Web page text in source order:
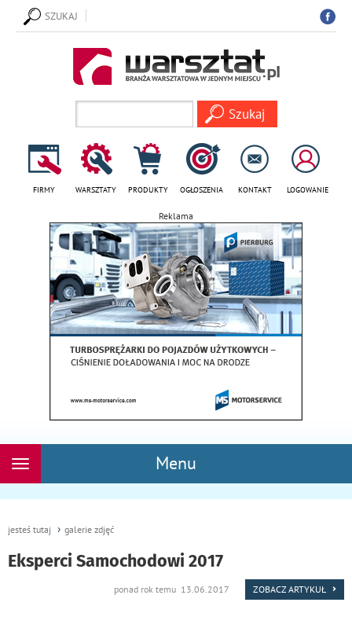
SZUKAJ
FIRMY WARSZTATY PRODUKTY OGŁOSZENIA KONTAKT LOGOWANIE
Reklama
Menu
Rozwiń
jesteś tutaj galerie zdjęć
Eksperci Samochodowi 2017
ponad rok temu 13.06.2017 ZOBACZ ARTYKUŁ